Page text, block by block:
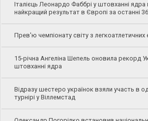
Італієць Леонардо Фаббрі у штовханні ядра
найкращий результат в Європі за останні
Прев'ю чемпіонату світу з
15-річна Ангеліна Шепель оновила рекорд
штовханні ядра
Відразу шестеро українок взяли участь в
турнірі у Віллемстад